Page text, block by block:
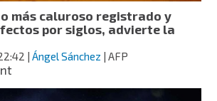
más caluroso registrado y
por siglos, advierte la
|Ángel Sánchez | AFP
on
fue